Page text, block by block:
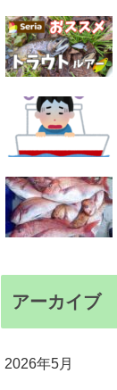
アーカイブ
2026年5月